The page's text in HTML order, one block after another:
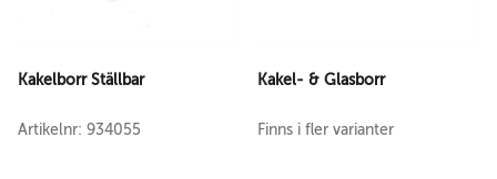
Kakelborr Ställbar
Artikelnr: 934055
Kakel- & Glasborr
Finns i fler varianter